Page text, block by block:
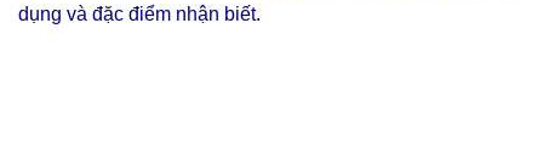
dụng và đặc điểm nhận biết.